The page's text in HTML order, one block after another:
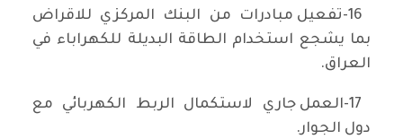
16-تفعيل مبادرات من البنك المركزي للاقراض
بما يشجع استخدام الطاقة البديلة للكهراباء في
العراق.
17-العمل جاري لاستكمال الربط الكهربائي مع
دول الجوار.